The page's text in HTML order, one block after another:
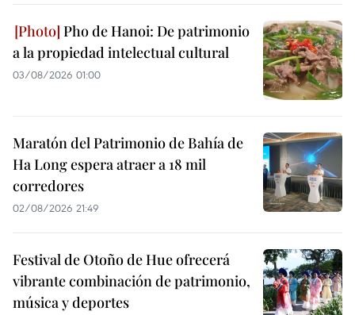
Pho de Hanoi: De patrimonio
a la propiedad intelectual cultural
03/08/2026 01:00
Maratón del Patrimonio de Bahía de
Ha Long espera atraer a 18 mil
corredores
02/08/2026 21:49
Festival de Otoño de Hue ofrecerá
vibrante combinación de patrimonio,
música y deportes